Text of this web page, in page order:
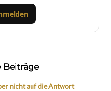
Beiträge
nicht auf die Antwort